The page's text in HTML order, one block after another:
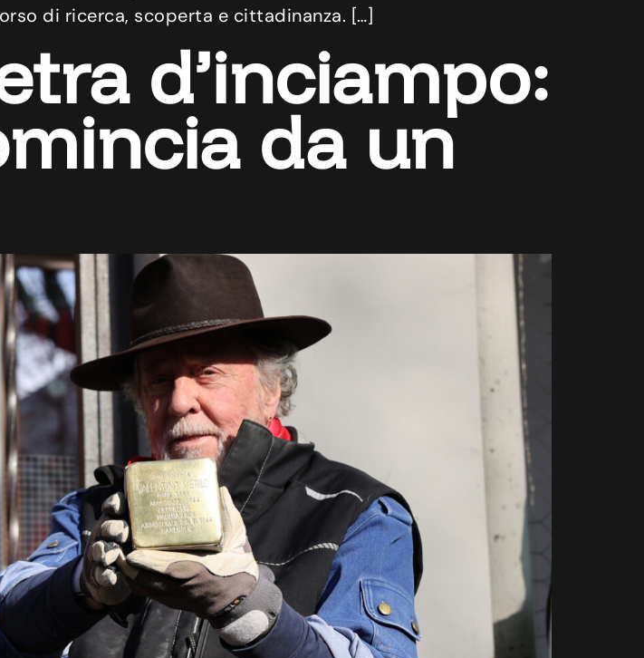
di ricerca, scoperta e cittadinanza. […]
d’inciampo:
da un